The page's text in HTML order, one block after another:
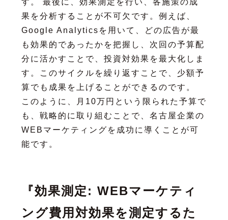
果を分析することが不可欠です。例えば、
Google Analyticsを用いて、どの広告が最
も効果的であったかを把握し、次回の予算配
分に活かすことで、投資対効果を最大化しま
す。このサイクルを繰り返すことで、少額予
算でも成果を上げることができるのです。
このように、月10万円という限られた予算で
も、戦略的に取り組むことで、名古屋企業の
WEBマーケティングを成功に導くことが可
能です。
『効果測定: WEBマーケティ
ング費用対効果を測定するた